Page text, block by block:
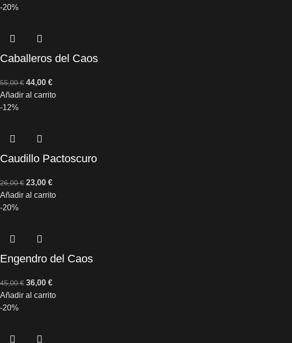
-20%
Caballeros del Caos
55,00€ 44,00 €
Añadir al carrito
-12%
Caudillo Pactoscuro
26,00€ 23,00 €
Añadir al carrito
-20%
Engendro del Caos
45,00€ 36,00 €
Añadir al carrito
-20%